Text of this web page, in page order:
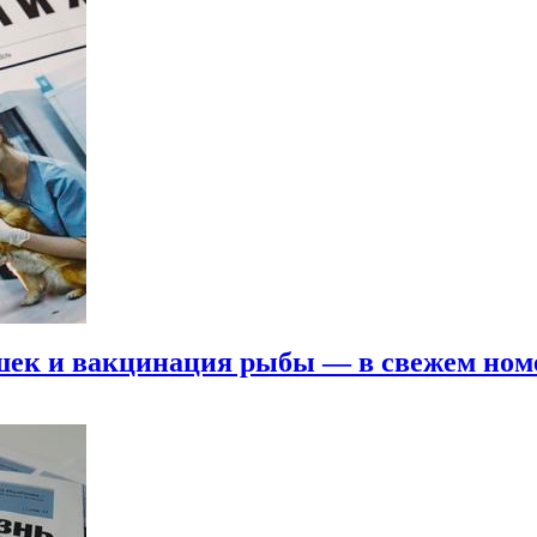
и вакцинация рыбы — в свежем